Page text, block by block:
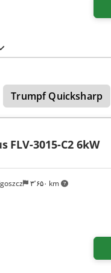
Trumpf Quicksharp
۳٬۶۵۰ km
FLV-3015-C2 6kW